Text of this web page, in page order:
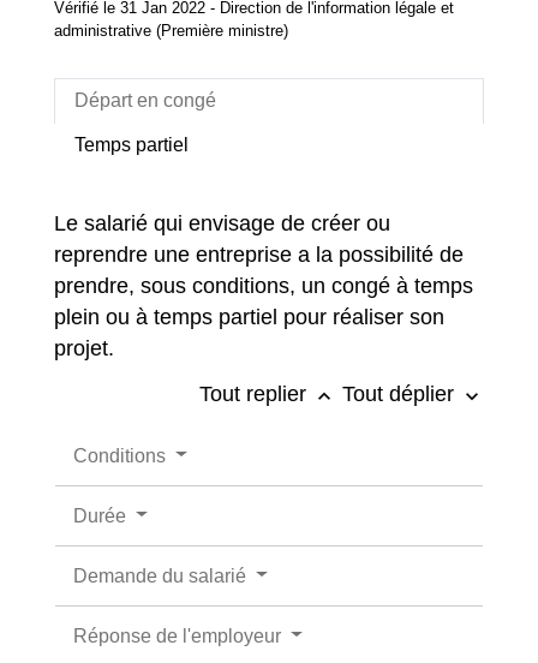
Vérifié le 31 Jan 2022 - Direction de l'information légale et
administrative (Première ministre)
Départ en congé
Temps partiel
Le salarié qui envisage de créer ou
reprendre une entreprise a la possibilité de
prendre, sous conditions, un congé à temps
plein ou à temps partiel pour réaliser son
projet.
Tout replier keyboard_arrow_up Tout déplier keyboard_arrow_down
Conditions
Durée
Demande du salarié
Réponse de l'employeur